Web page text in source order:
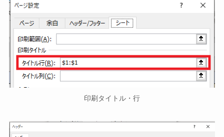
印刷タイトル・行